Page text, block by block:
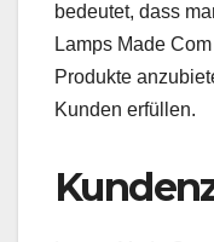
bedeutet, dass
Lamps Made
Produkte
Kunden erfüllen.